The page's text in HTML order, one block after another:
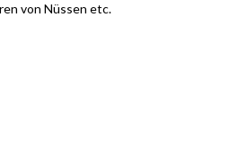
von Nüssen etc.